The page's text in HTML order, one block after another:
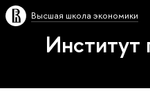
Высшая школа экономики
Институт